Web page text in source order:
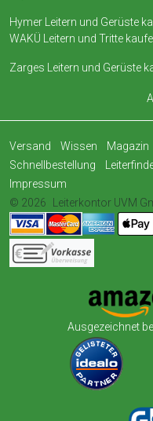
Hymer Leitern und Gerüste
WAKÜ Leitern und Tritte
Zarges Leitern und Gerüste
Versand Wissen Magazin
Schnellbestellung
Impressum
© 2026
Leiterkontor UVM
Ausgezeichnet